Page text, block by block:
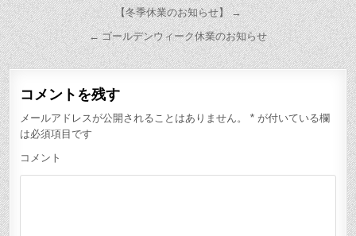
投
稿
ナ
ビ
ゲ
ー
シ
ョ
ン
【冬季休業のお知らせ】 →
← ゴールデンウィーク休業のお知らせ
コメントを残す
メールアドレスが公開されることはありません。 * が付いている欄
は必須項目です
コメント